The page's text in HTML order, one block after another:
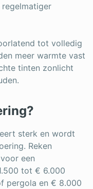
tot volledig
meer warmte vast
tinten zonlicht
sterk en wordt
Reken
een
tot € 6.000
pergola en € 8.000